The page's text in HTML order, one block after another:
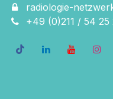
radiologie-
+49 (0)211 / 54 2​5